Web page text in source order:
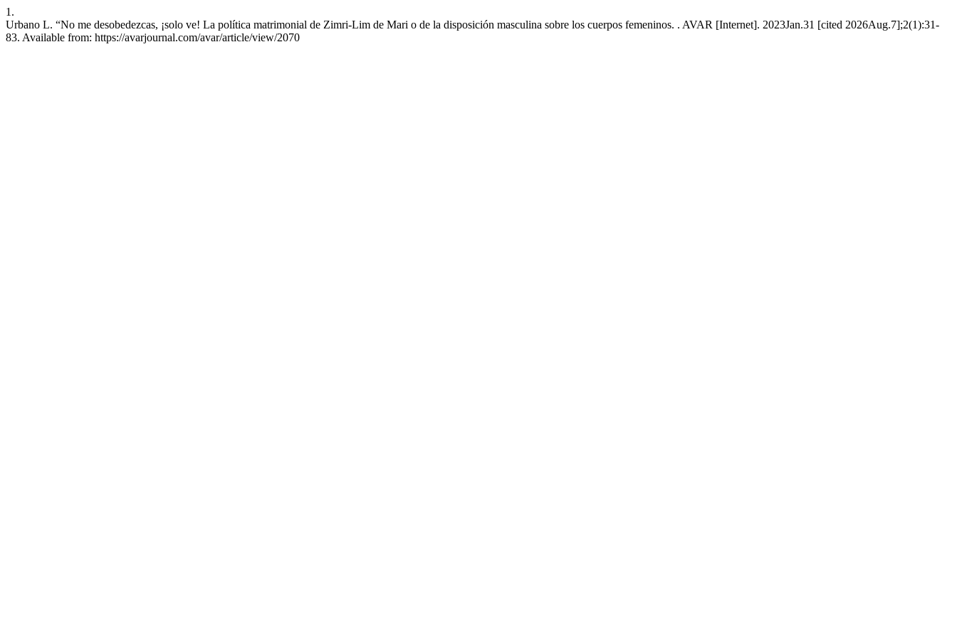
1.
Urbano L. “No me desobedezcas, ¡solo ve! La política matrimonial de Zimri-Lim de Mari o de la disposición masculina sobre los cuerpos femeninos. . AVAR [Internet]. 2023Jan.31 [cited 2026Aug.7];2(1):31-
83. Available from: https://avarjournal.com/avar/article/view/2070